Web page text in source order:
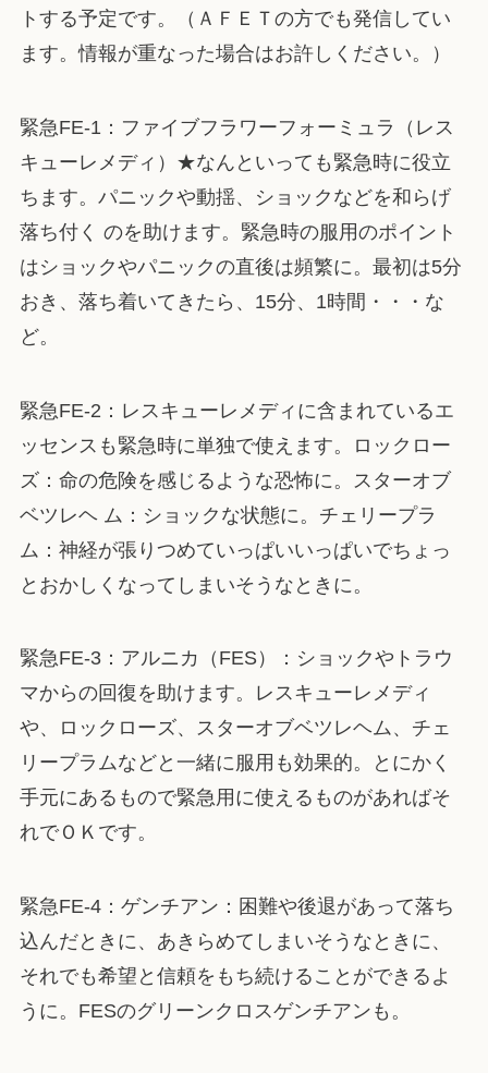
トする予定です。（ＡＦＥＴの方でも発信してい
ます。情報が重なった場合はお許しください。）
緊急FE-1：ファイブフラワーフォーミュラ（レス
キューレメディ）★なんといっても緊急時に役立
ちます。パニックや動揺、ショックなどを和らげ
落ち付く のを助けます。緊急時の服用のポイント
はショックやパニックの直後は頻繁に。最初は5分
おき、落ち着いてきたら、15分、1時間・・・な
ど。
緊急FE-2：レスキューレメディに含まれているエ
ッセンスも緊急時に単独で使えます。ロックロー
ズ：命の危険を感じるような恐怖に。スターオブ
ベツレヘ ム：ショックな状態に。チェリープラ
ム：神経が張りつめていっぱいいっぱいでちょっ
とおかしくなってしまいそうなときに。
緊急FE-3：アルニカ（FES）：ショックやトラウ
マからの回復を助けます。レスキューレメディ
や、ロックローズ、スターオブベツレヘム、チェ
リープラムなどと一緒に服用も効果的。とにかく
手元にあるもので緊急用に使えるものがあればそ
れでＯＫです。
緊急FE-4：ゲンチアン：困難や後退があって落ち
込んだときに、あきらめてしまいそうなときに、
それでも希望と信頼をもち続けることができるよ
うに。FESのグリーンクロスゲンチアンも。